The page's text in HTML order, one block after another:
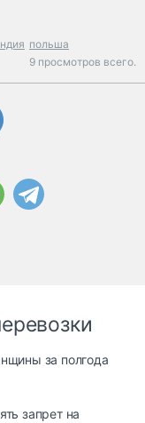
польша
9 просмотров всего.
за полгода
запрет на